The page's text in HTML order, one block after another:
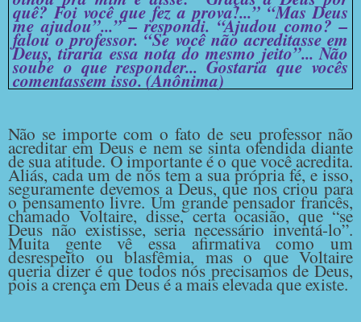
quê? Foi você que fez a prova!...” “Mas Deus
me ajudou”...” – respondi. “Ajudou como? –
falou o professor. “Se você não acreditasse em
Deus, tiraria essa nota do mesmo jeito”... Não
soube o que responder... Gostaria que vocês
comentassem isso. (Anônima)
Não se importe com o fato de seu professor não
acreditar em Deus e nem se sinta ofendida diante
de sua atitude. O importante é o que você acredita.
Aliás, cada um de nós tem a sua própria fé, e isso,
seguramente devemos a Deus, que nos criou para
o pensamento livre. Um grande pensador francês,
chamado Voltaire, disse, certa ocasião, que “se
Deus não existisse, seria necessário inventá-lo”.
Muita gente vê essa afirmativa como um
desrespeito ou blasfêmia, mas o que Voltaire
queria dizer é que todos nós precisamos de Deus,
pois a crença em Deus é a mais elevada que existe.